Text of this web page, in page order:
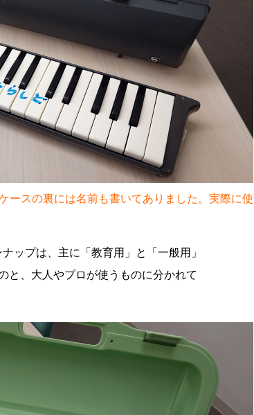
ースの裏には名前も書いてありました。実際に使
ップは、主に「教育用」と「一般用」
と、大人やプロが使うものに分かれて